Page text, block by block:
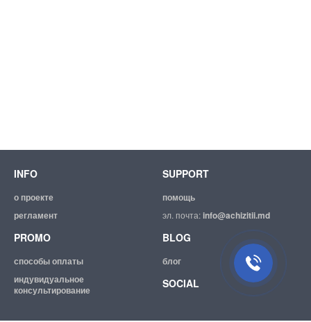
INFO
о проекте
регламент
SUPPORT
помощь
эл. почта:info@achizitii.md
PROMO
способы оплаты
индувидуальное
консультирование
BLOG
блог
SOCIAL